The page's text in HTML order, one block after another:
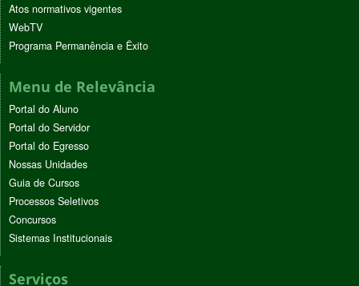
Atos normativos vigentes
WebTV
Programa Permanência e Êxito
Menu de Relevância
Portal do Aluno
Portal do Servidor
Portal do Egresso
Nossas Unidades
Guia de Cursos
Processos Seletivos
Concursos
Sistemas Institucionais
Serviços